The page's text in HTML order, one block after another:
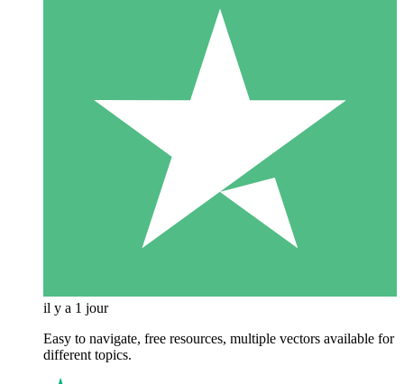
il y a 1 jour
Easy to navigate, free resources, multiple vectors available for
different topics.